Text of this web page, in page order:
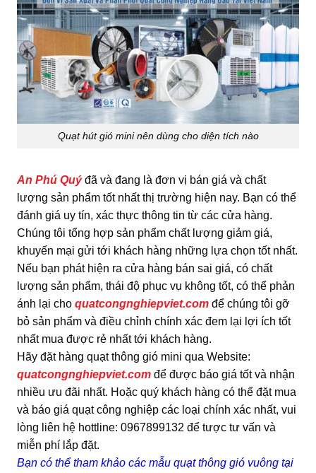
Quạt hút gió mini nên dùng cho diện tích nào
An Phú Quýđã và đang là đơn vị bán giá và chất
lượng sản phẩm tốt nhất thị trường hiện nay. Bạn có thể
đánh giá uy tín, xác thực thông tin từ các cửa hàng.
Chúng tôi tổng hợp sản phẩm chất lượng giảm giá,
khuyến mại gửi tới khách hàng những lựa chọn tốt nhất.
Nếu bạn phát hiện ra cửa hàng bán sai giá, có chất
lượng sản phẩm, thái độ phục vụ không tốt, có thể phản
ánh lại cho quatcongnghiepviet.com để chúng tôi gỡ
bỏ sản phẩm và điều chỉnh chính xác đem lại lợi ích tốt
nhất mua được rẻ nhất tới khách hàng.
Hãy đặt hàng quạt thông gió mini qua Website:
quatcongnghiepviet.com để được báo giá tốt và nhận
nhiều ưu đãi nhất. Hoặc quý khách hàng có thể đặt mua
và báo giá quạt công nghiệp các loại chính xác nhất, vui
lòng liên hệ hottline: 0967899132 để tược tư vấn và
miễn phí lắp đặt.
Bạn có thể tham khảo các mẫu quạt thông gió vuông tại